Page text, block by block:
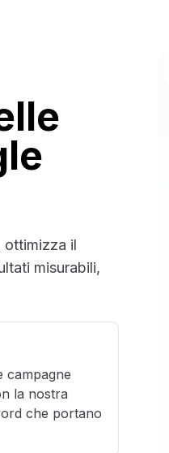
ottimizza il
misurabili,
campagne
la nostra
che portano